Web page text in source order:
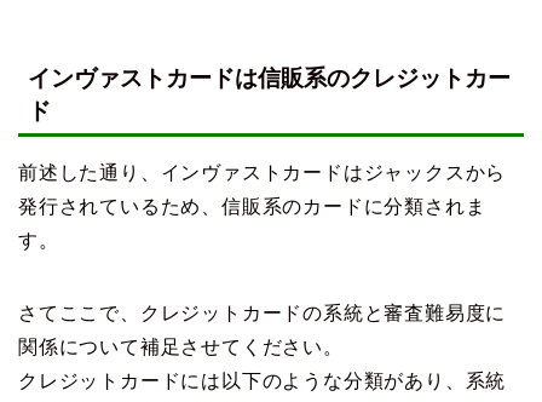
インヴァストカードは信販系のクレジットカー
ド
前述した通り、インヴァストカードはジャックスから
発行されているため、信販系のカードに分類されま
す。
さてここで、クレジットカードの系統と審査難易度に
関係について補足させてください。
クレジットカードには以下のような分類があり、系統